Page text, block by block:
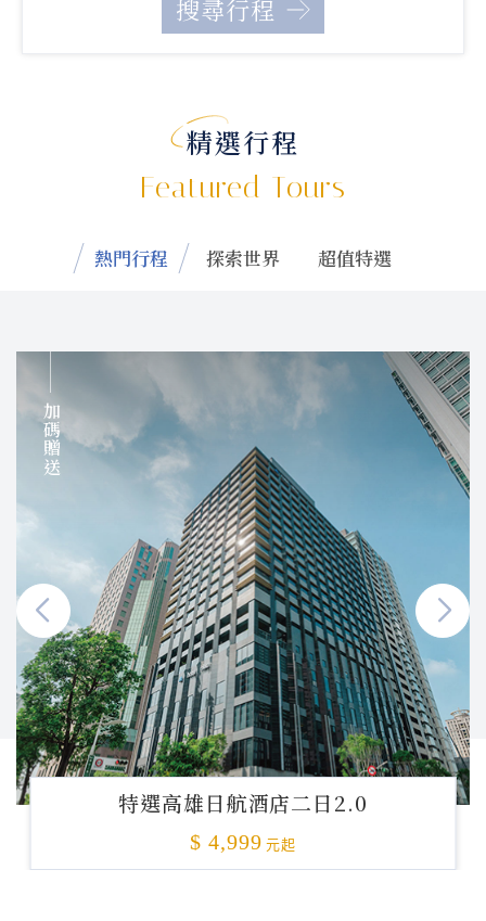
精選行程
Featured Tours
熱門行程 探索世界 超值特選
加碼贈送
特選高雄日航酒店二日2.0
$ 4,999 元起